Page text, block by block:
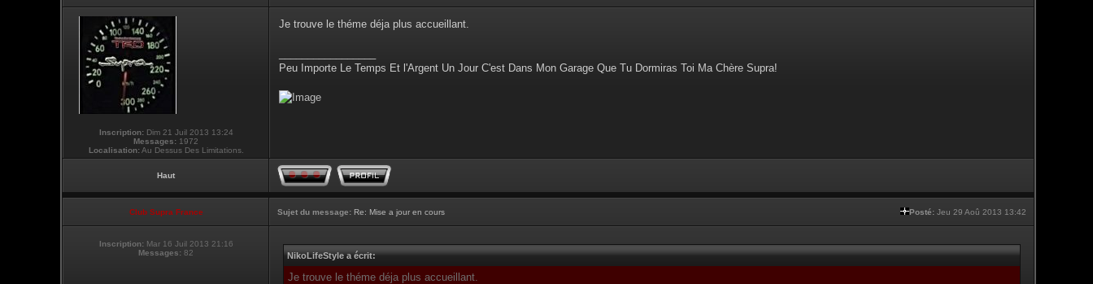
Inscription:Dim 21 Juil 2013 13:24
Messages: 1972
Localisation:Au Dessus Des Limitations.
Je trouve le théme déja plus accueillant.
Peu Importe Le Temps Et l'Argent Un Jour C'est Dans Mon Garage Que Tu Dormiras Toi Ma Chère Supra!
Haut
Club Supra France Sujet du message: Re: Mise a jour en cours Posté: Jeu 29 Aoû 2013 13:42
Inscription: Mar 16 Juil 2013 21:16
Messages: 82 NikoLifeStyle a écrit:
Je trouve le théme déja plus accueillant.